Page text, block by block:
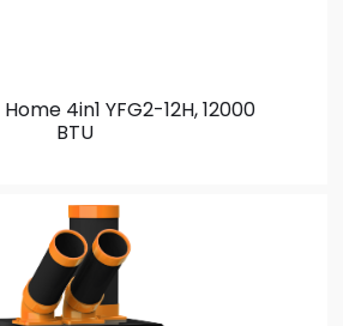
Home 4in1 YFG2-12H, 12000
BTU